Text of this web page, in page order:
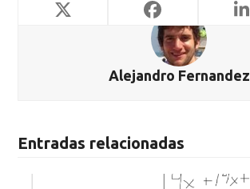
Alejandro Fernandez
Entradas relacionadas